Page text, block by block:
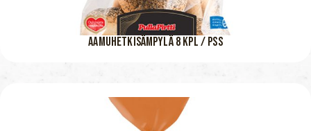
AAMUHETKISÄMPYLÄ 8 KPL / PSS